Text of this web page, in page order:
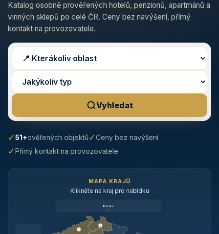
Katalog osobně prověřených hotelů, penzionů, apartmánů a
vinných sklepů po celé ČR. Ceny bez navýšení, přímý
kontakt na provozovatele.
Vyhledat
✓51+ověřených objektů✓Ceny bez navýšení
✓Přímý kontakt na provozovatele
MAPA KRAJŮ
Klikněte na kraj pro nabídku
Polsko
brzy
3
3